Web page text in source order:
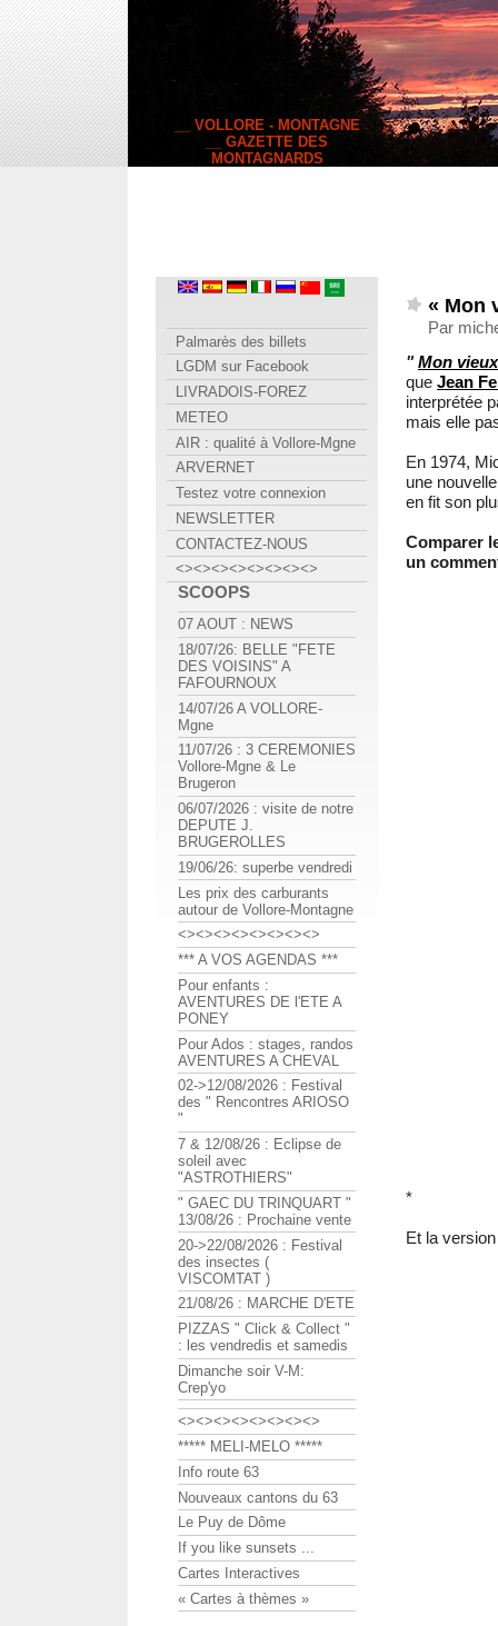
__ VOLLORE - MONTAGNE
__ GAZETTE DES
MONTAGNARDS
« Mon
Par
"Mon vieux
que Jean
interprétée
mais elle
En 1974,
une
en fit son
Comparer
un
*
Et la
Palmarès des billets
LGDM sur Facebook
LIVRADOIS-FOREZ
METEO
AIR : qualité à Vollore-Mgne
ARVERNET
Testez votre connexion
NEWSLETTER
CONTACTEZ-NOUS
<><><><><><><><>
SCOOPS
07 AOUT : NEWS
18/07/26: BELLE "FETE
DES VOISINS" A
FAFOURNOUX
14/07/26 A VOLLORE-
Mgne
11/07/26 : 3 CEREMONIES
Vollore-Mgne & Le
Brugeron
06/07/2026 : visite de notre
DEPUTE J.
BRUGEROLLES
19/06/26: superbe vendredi
Les prix des carburants
autour de Vollore-Montagne
<><><><><><><><>
*** A VOS AGENDAS ***
Pour enfants :
AVENTURES DE l'ETE A
PONEY
Pour Ados : stages, randos
AVENTURES A CHEVAL
02->12/08/2026 : Festival
des " Rencontres ARIOSO
"
7 & 12/08/26 : Eclipse de
soleil avec
"ASTROTHIERS"
" GAEC DU TRINQUART "
13/08/26 : Prochaine vente
20->22/08/2026 : Festival
des insectes (
VISCOMTAT )
21/08/26 : MARCHE D'ETE
PIZZAS " Click & Collect "
: les vendredis et samedis
Dimanche soir V-M:
Crep'yo
<><><><><><><><>
***** MELI-MELO *****
Info route 63
Nouveaux cantons du 63
Le Puy de Dôme
If you like sunsets ...
Cartes Interactives
« Cartes à thèmes »